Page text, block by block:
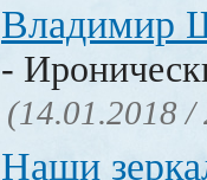
Владимир
-
(14.01.2018 /
Наши